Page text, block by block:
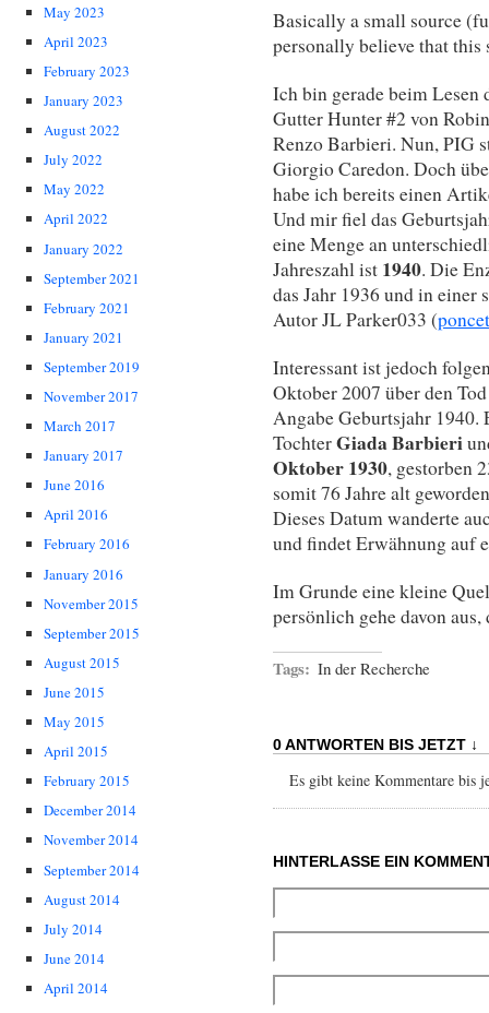
May 2023
April 2023
February 2023
January 2023
August 2022
July 2022
May 2022
April 2022
January 2022
September 2021
February 2021
January 2021
September 2019
November 2017
March 2017
January 2017
June 2016
April 2016
February 2016
January 2016
November 2015
September 2015
August 2015
June 2015
May 2015
April 2015
February 2015
December 2014
November 2014
September 2014
August 2014
July 2014
June 2014
April 2014
Basically a small source
personally believe that this
Ich bin gerade beim
Gutter Hunter #2 von
Renzo Barbieri. Nun, PIG
Giorgio Caredon. Doch
habe ich bereits einen
Und mir fiel das
eine Menge an
Jahreszahl ist 1940. Die
das Jahr 1936 und in einer
Autor JL Parker033 (
Interessant ist jedoch
Oktober 2007 über den
Angabe Geburtsjahr 1940.
TochterGiada Barbieri
Oktober 1930, gestorben
somit 76 Jahre alt
Dieses Datum wanderte
und findet Erwähnung auf
Im Grunde eine kleine
persönlich gehe davon
Tags: In der Recherche
0 ANTWORTEN BIS JETZT ↓
Es gibt keine Kommentare bis
HINTERLASSE EIN